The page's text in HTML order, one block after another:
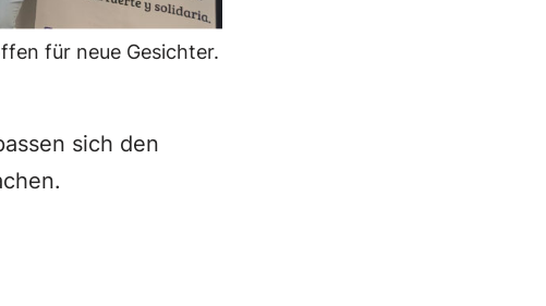
für neue Gesichter.
sich den